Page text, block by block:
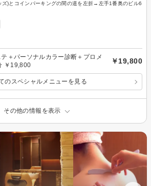
ズ)とコインパーキングの間の道を左折→左手1番奥のビル6
＋パーソナルカラー診断＋プロメ
￥19,800
￥19,800
のスペシャルメニューを見る
その他の情報を表示